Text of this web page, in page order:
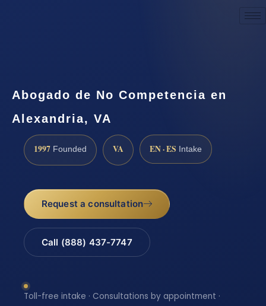
Abogado de No Competencia en
Alexandria, VA
1997 Founded VA EN · ES Intake
Request a consultation
Call (888) 437-7747
Toll-free intake · Consultations by appointment ·